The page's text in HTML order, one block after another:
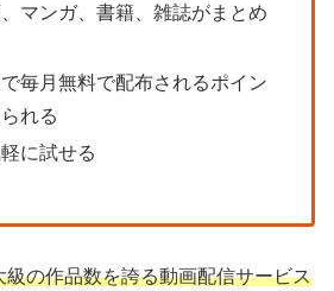
マンガ、書籍、雑誌がまとめ
毎月無料で配布されるポイン
れる
に試せる
級の作品数を誇る動画配信サービス